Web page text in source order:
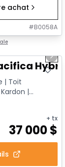
achat
#B0058A
| Toit
|
Fire TV | ...
+ tx
37 000$